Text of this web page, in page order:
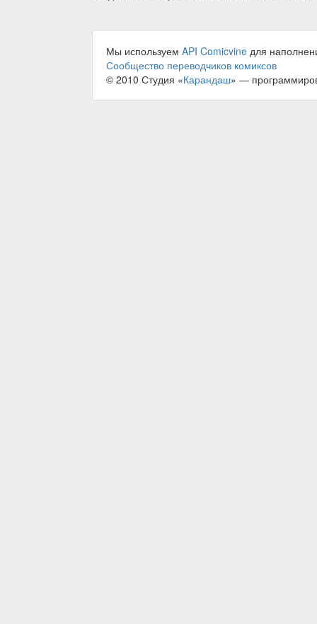
Мы используем API Comicvine для
Сообщество переводчиков комиксов
© 2010 Студия «Карандаш» —